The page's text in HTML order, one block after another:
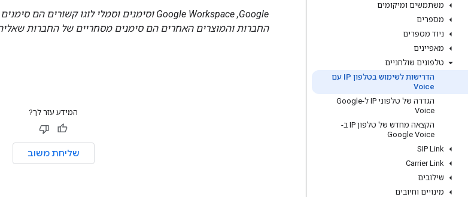
משתמשים ומיקומים
מספרים
ניוד מספרים
מאפיינים
טלפונים שולחניים
הדרישות לשימוש בטלפון IP עם
Voice
הגדרה של טלפוני IP ל-Google
Voice
הקצאה מחדש של טלפון IP ב-
Google Voice
SIP Link
Carrier Link
שילובים
מינויים וחיובים
החברות והמוצרים האחרים הם סימנים מסחריים של החברות
המידע עזר לך?
שליחת משוב